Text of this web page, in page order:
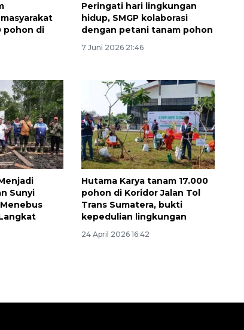
pohon di
Peringati hari lingkungan
hidup, SMGP kolaborasi
dengan petani tanam pohon
7 Juni 2026 21:46
Sunyi
Hutama Karya tanam 17.000
pohon di Koridor Jalan Tol
Trans Sumatera, bukti
kepedulian lingkungan
24 April 2026 16:42